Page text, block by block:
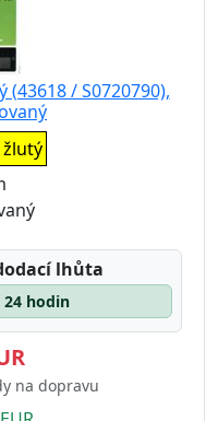
/ S0720790),
lhůta
24 hodin
na dopravu